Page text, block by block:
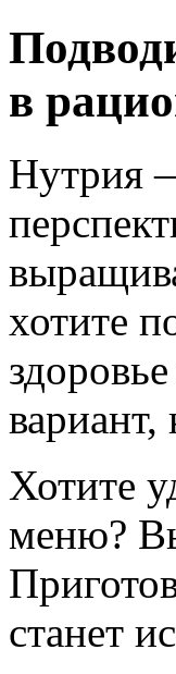
в
Нутрия
хотите
Хотите
меню?
станет